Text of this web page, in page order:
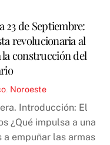
23 de Septiembre:
revolucionaria al
la construcción del
Noroeste
Introducción: El
¿Qué impulsa a una
empuñar las armas